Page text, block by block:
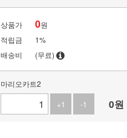
상품가 0원
적립금
1%
배송비
(무료)
마리오카트2
+1
-1 0원